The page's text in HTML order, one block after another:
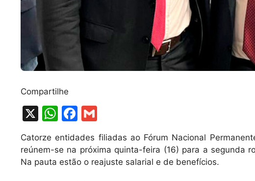
Compartilhe
X
W
at
s
F
a
c
e
m
ai
l
Catorze entidades filiadas ao Fórum Nacional
reúnem-se na próxima quinta-feira (16) para a segunda
Na pauta estão o reajuste salarial e de benefícios.